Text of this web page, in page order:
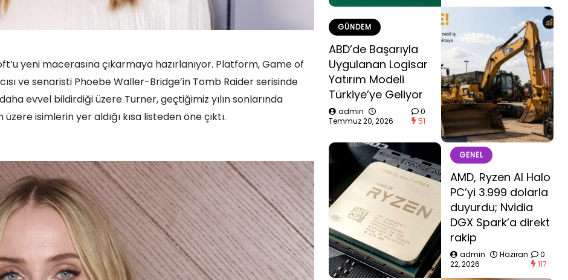
yeni macerasına çıkarmaya hazırlanıyor. Platform, Game of
ve senaristi Phoebe Waller-Bridge’in Tomb Raider serisinde
evvel bildirdiği üzere Turner, geçtiğimiz yılın sonlarında
isimlerin yer aldığı kısa listeden öne çıktı.
GÜNDEM
ABD’de Başarıyla
Uygulanan Logisar
Yatırım Modeli
Türkiye’ye Geliyor
admin
Temmuz 20, 2026
0
51
GENEL
AMD, Ryzen AI Halo
PC’yi 3.999 dolarla
duyurdu; Nvidia
DGX Spark’a direkt
rakip
admin
Haziran
22, 2026
0
117